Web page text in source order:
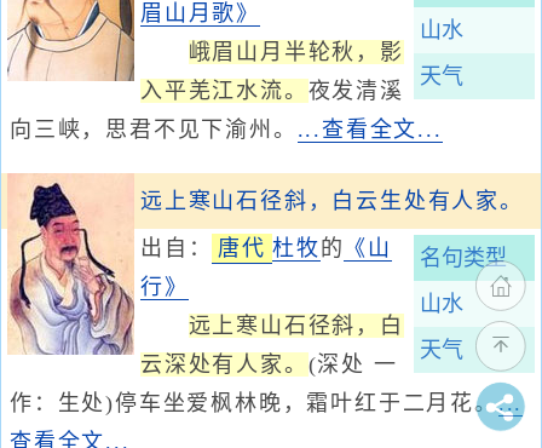
山水
天气
眉山月歌》
峨眉山月半轮秋，影
入平羌江水流。 夜发清溪
向三峡，思君不见下渝州。 ...查看全文...
远上寒山石径斜，白云生处有人家。
名句类型
山水
天气
出自： 唐代 杜牧 的 《山
行》
远上寒山石径斜，白
云深处有人家。 (深处 一
作：生处)停车坐爱枫林晚，霜叶红于二月花。...
查看全文...